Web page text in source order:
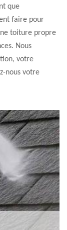
que
faire pour
toiture propre
Nous
votre
nous votre